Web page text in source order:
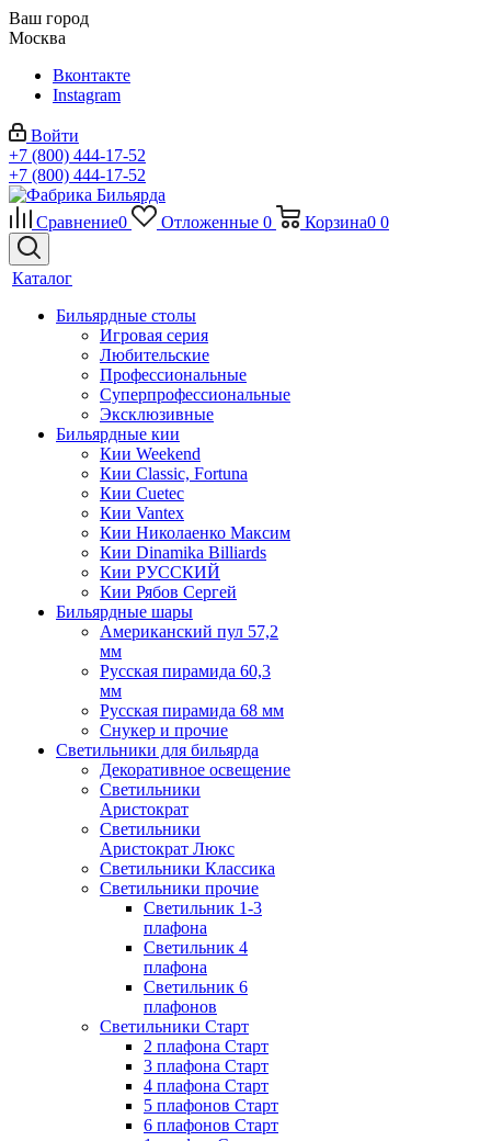
Ваш город
Москва
Вконтакте
Instagram
Войти
+7 (800) 444-17-52
+7 (800) 444-17-52
Сравнение0 Отложенные 0 Корзина0 0
Каталог
Бильярдные столы
Игровая серия
Любительские
Профессиональные
Суперпрофессиональные
Эксклюзивные
Бильярдные кии
Кии Weekend
Кии Classic, Fortuna
Кии Cuetec
Кии Vantex
Кии Николаенко Максим
Кии Dinamika Billiards
Кии РУССКИЙ
Кии Рябов Сергей
Бильярдные шары
Американский пул 57,2
мм
Русская пирамида 60,3
мм
Русская пирамида 68 мм
Снукер и прочие
Светильники для бильярда
Декоративное освещение
Светильники
Аристократ
Светильники
Аристократ Люкс
Светильники Классика
Светильники прочие
Светильник 1-3
плафона
Светильник 4
плафона
Светильник 6
плафонов
Светильники Старт
2 плафона Старт
3 плафона Старт
4 плафона Старт
5 плафонов Старт
6 плафонов Старт